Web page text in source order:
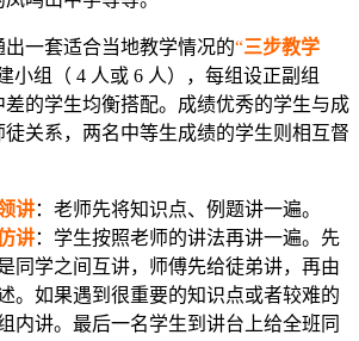
一套适合当地教学情况的“三步教学
小组（ 4 人或 6 人），每组设正副组
的学生均衡搭配。成绩优秀的学生与成
关系，两名中等生成绩的学生则相互督
讲：老师先将知识点、例题讲一遍。
讲：学生按照老师的讲法再讲一遍。先
同学之间互讲，师傅先给徒弟讲，再由
。如果遇到很重要的知识点或者较难的
内讲。最后一名学生到讲台上给全班同